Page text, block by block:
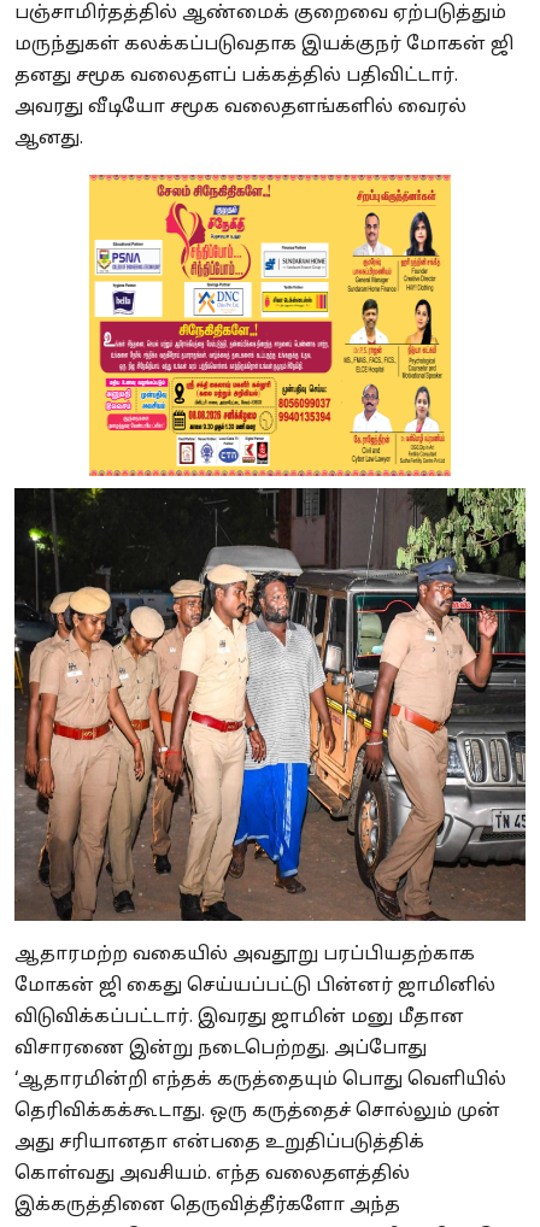
பஞ்சாமிர்தத்தில் ஆண்மைக் குறைவை ஏற்படுத்தும்
மருந்துகள் கலக்கப்படுவதாக இயக்குநர் மோகன் ஜி
தனது சமூக வலைதளப் பக்கத்தில் பதிவிட்டார்.
அவரது வீடியோ சமூக வலைதளங்களில் வைரல்
ஆனது.
ஆதாரமற்ற வகையில் அவதூறு பரப்பியதற்காக
மோகன் ஜி கைது செய்யப்பட்டு பின்னர் ஜாமினில்
விடுவிக்கப்பட்டார். இவரது ஜாமின் மனு மீதான
விசாரணை இன்று நடைபெற்றது. அப்போது
‘ஆதாரமின்றி எந்தக் கருத்தையும் பொது வெளியில்
தெரிவிக்கக்கூடாது. ஒரு கருத்தைச் சொல்லும் முன்
அது சரியானதா என்பதை உறுதிப்படுத்திக்
கொள்வது அவசியம். எந்த வலைதளத்தில்
இக்கருத்தினை தெருவித்தீர்களோ அந்த